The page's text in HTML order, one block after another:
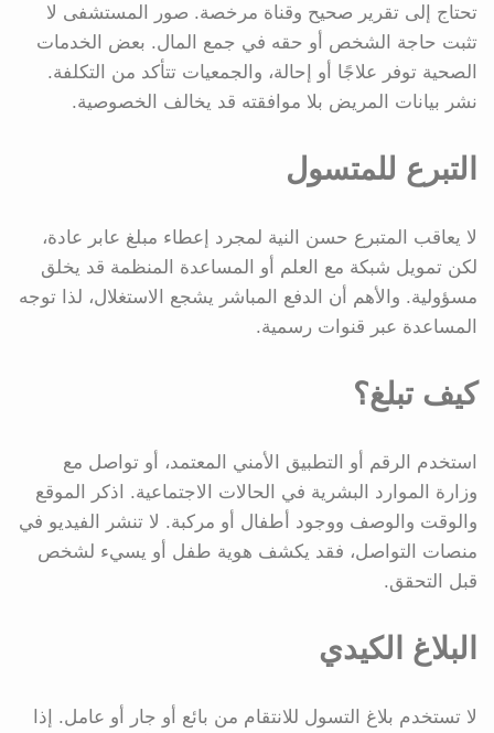
تحتاج إلى تقرير صحيح وقناة مرخصة. صور المستشفى لا
تثبت حاجة الشخص أو حقه في جمع المال. بعض الخدمات
الصحية توفر علاجًا أو إحالة، والجمعيات تتأكد من التكلفة.
نشر بيانات المريض بلا موافقته قد يخالف الخصوصية.
التبرع للمتسول
لا يعاقب المتبرع حسن النية لمجرد إعطاء مبلغ عابر عادة،
لكن تمويل شبكة مع العلم أو المساعدة المنظمة قد يخلق
مسؤولية. والأهم أن الدفع المباشر يشجع الاستغلال، لذا توجه
المساعدة عبر قنوات رسمية.
كيف تبلغ؟
استخدم الرقم أو التطبيق الأمني المعتمد، أو تواصل مع
وزارة الموارد البشرية في الحالات الاجتماعية. اذكر الموقع
والوقت والوصف ووجود أطفال أو مركبة. لا تنشر الفيديو في
منصات التواصل، فقد يكشف هوية طفل أو يسيء لشخص
قبل التحقق.
البلاغ الكيدي
لا تستخدم بلاغ التسول للانتقام من بائع أو جار أو عامل. إذا